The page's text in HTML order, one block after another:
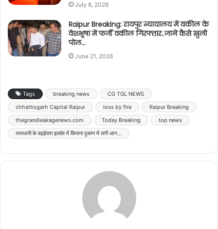
July 8, 2026
Raipur Breaking: रायपुर न्यायालय में वकील के
वेशभूषा में फर्जी वकील गिरफ्तार..जानें कैसे खुली
पोल…
June 21, 2026
Tags breaking news
CG TGL NEWS
chhattisgarh Capital Raipur
loss by fire
Raipur Breaking
thegrandleakagenews.com
Today Breaking
top news
राजधानी के बढ़ईपारा इलाके में किराना दुकान में लगी आग...